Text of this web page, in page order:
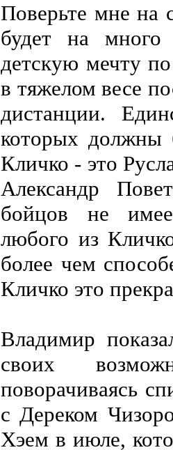
Поверьте мне на
будет на много
детскую мечту
в тяжелом весе
дистанции.
которых должны
Кличко - это
Александр
бойцов не
любого из
более чем
Кличко это
Владимир
своих
поворачиваясь
с Дереком
Хэем в июле,